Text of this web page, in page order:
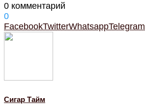
0 комментарий
0
FacebookTwitterWhatsappTelegram
Cигар Тайм